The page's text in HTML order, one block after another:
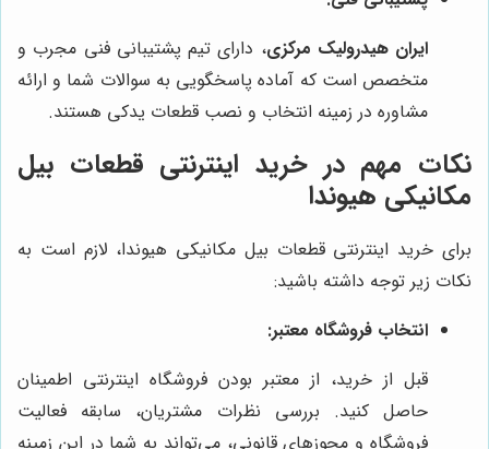
ایران هیدرولیک مرکزی، دارای تیم پشتیبانی فنی مجرب و
متخصص است که آماده پاسخگویی به سوالات شما و ارائه
مشاوره در زمینه انتخاب و نصب قطعات یدکی هستند.
نکات مهم در خرید اینترنتی قطعات بیل
مکانیکی هیوندا
برای خرید اینترنتی قطعات بیل مکانیکی هیوندا، لازم است به
نکات زیر توجه داشته باشید:
انتخاب فروشگاه معتبر:
قبل از خرید، از معتبر بودن فروشگاه اینترنتی اطمینان
حاصل کنید. بررسی نظرات مشتریان، سابقه فعالیت
فروشگاه و مجوزهای قانونی، می‌تواند به شما در این زمینه